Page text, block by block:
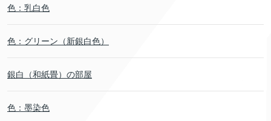
色：乳白色
色：グリーン（新銀白色）
銀白（和紙畳）の部屋
色：墨染色